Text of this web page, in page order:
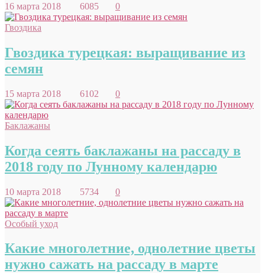
16 марта 2018 6085 0
Гвоздика
Гвоздика турецкая: выращивание из
семян
15 марта 2018 6102 0
Баклажаны
Когда сеять баклажаны на рассаду в
2018 году по Лунному календарю
10 марта 2018 5734 0
Особый уход
Какие многолетние, однолетние цветы
нужно сажать на рассаду в марте